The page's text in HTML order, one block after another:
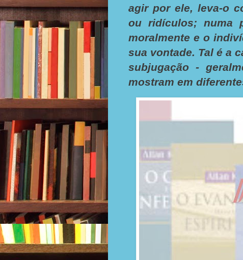
agir por ele, leva-o
ou ridículos; numa
moralmente e o
sua vontade. Tal é a
subjugação -
mostram em